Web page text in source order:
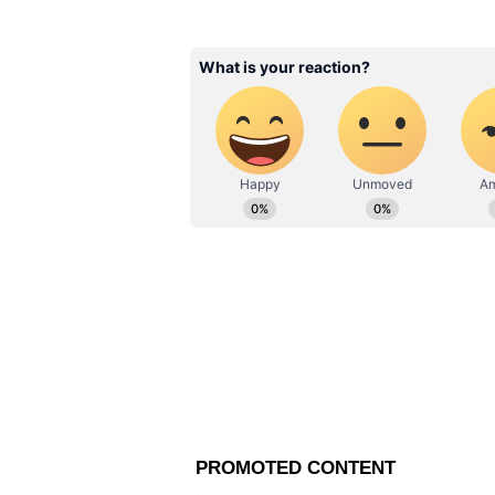
Related Articles
Weekly Horoscope: এই
বিশেষ সতর্কতা অবলম্বন করুন।